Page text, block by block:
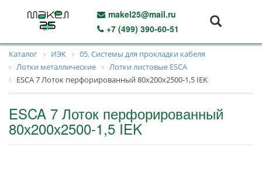
makel25@mail.ru
+7 (499) 390-60-51
Каталог ИЭК
05. Системы для прокладки кабеля
Лотки металлические
Лотки листовые ESCA
ESCA 7 Лоток перфорированный 80х200х2500-1,5 IEK
ESCA 7 Лоток перфорированный
80х200х2500-1,5 IEK